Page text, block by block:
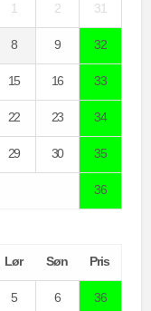
1 2 31
8 9 32
15 16 33
22 23 34
29 30 35
36
Lør Søn Pris
5 6 36